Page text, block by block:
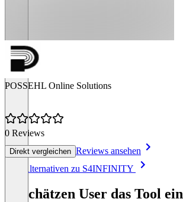
POSSEHL Online Solutions
0 Reviews
Direkt vergleichen Reviews ansehen
Alle Alternativen zu S4INFINITY
So schätzen User das Tool ein